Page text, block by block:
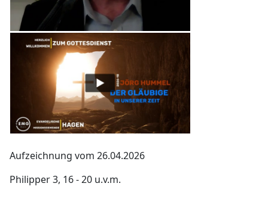
Aufzeichnung vom 26.04.2026
Philipper 3, 16 - 20 u.v.m.